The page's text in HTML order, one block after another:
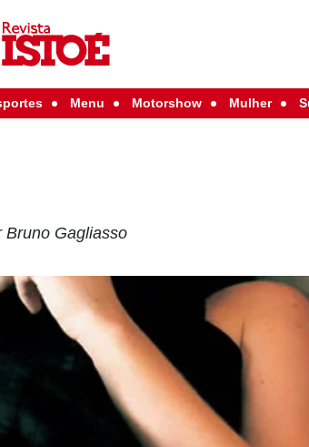
Menu Motorshow Mulher
Bruno Gagliasso